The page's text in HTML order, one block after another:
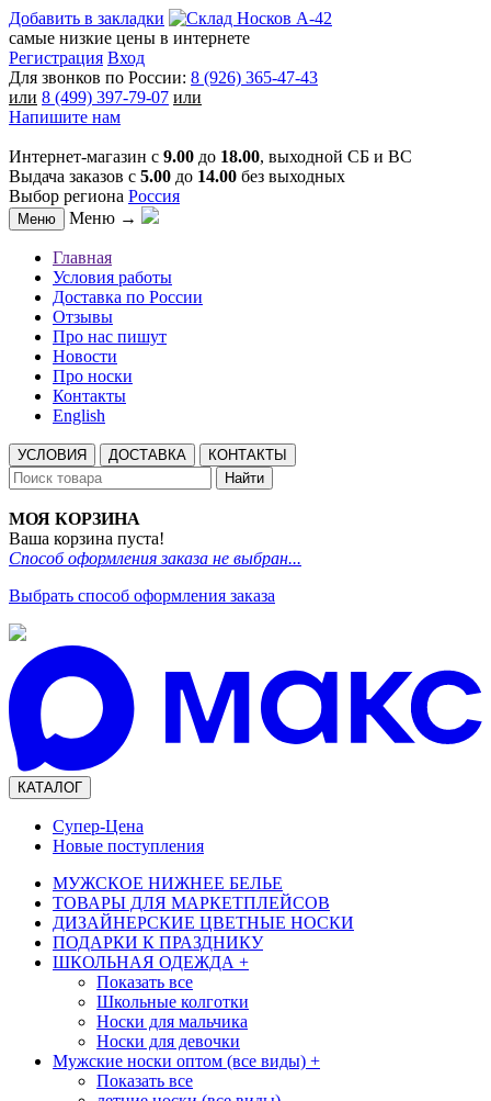
Добавить в закладки
самые низкие цены в интернете
Регистрация Вход
Для звонков по России: 8 (926) 365-47-43
или 8 (499) 397-79-07 или
Напишите нам
Интернет-магазин с 9.00 до 18.00, выходной СБ и ВС
Выдача заказов с 5.00 до 14.00 без выходных
Выбор региона Россия
Меню Меню →
Главная
Условия работы
Доставка по России
Отзывы
Про нас пишут
Новости
Про носки
Контакты
English
УСЛОВИЯ ДОСТАВКА
КОНТАКТЫ
Найти
МОЯ КОРЗИНА
Ваша корзина пуста!
Способ оформления заказа не выбран...
Выбрать способ оформления заказа
КАТАЛОГ
Супер-Цена
Новые поступления
МУЖСКОЕ НИЖНЕЕ БЕЛЬЕ
ТОВАРЫ ДЛЯ МАРКЕТПЛЕЙСОВ
ДИЗАЙНЕРСКИЕ ЦВЕТНЫЕ НОСКИ
ПОДАРКИ К ПРАЗДНИКУ
ШКОЛЬНАЯ ОДЕЖДА +
Показать все
Школьные колготки
Носки для мальчика
Носки для девочки
Мужские носки оптом (все виды) +
Показать все